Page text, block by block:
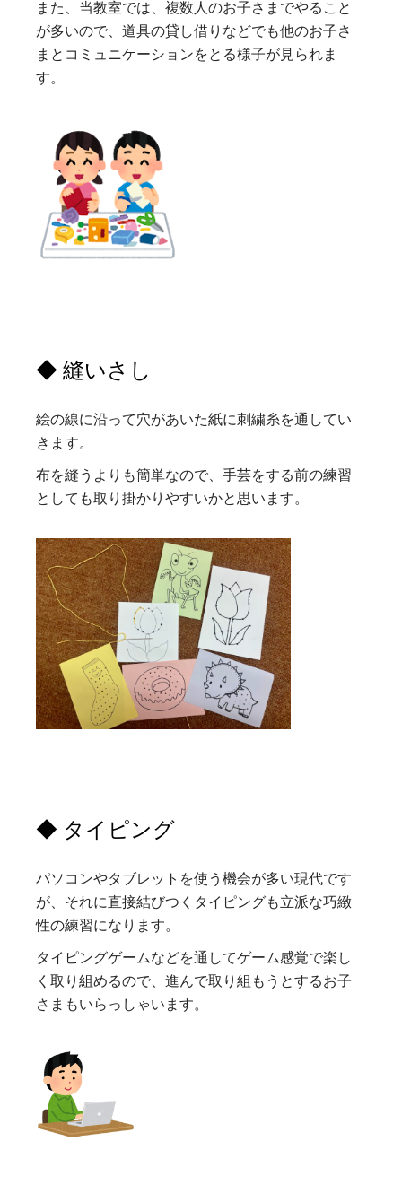
また、当教室では、複数人のお子さまでやること
が多いので、道具の貸し借りなどでも他のお子さ
まとコミュニケーションをとる様子が見られま
す。
◆ 縫いさし
絵の線に沿って穴があいた紙に刺繍糸を通してい
きます。
布を縫うよりも簡単なので、手芸をする前の練習
としても取り掛かりやすいかと思います。
◆ タイピング
パソコンやタブレットを使う機会が多い現代です
が、それに直接結びつくタイピングも立派な巧緻
性の練習になります。
タイピングゲームなどを通してゲーム感覚で楽し
く取り組めるので、進んで取り組もうとするお子
さまもいらっしゃいます。